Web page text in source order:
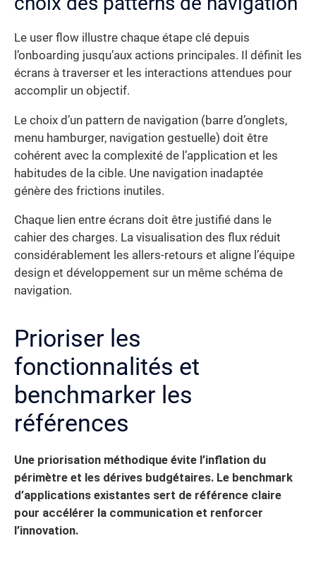
Le user flow illustre chaque étape clé depuis
l’onboarding jusqu’aux actions principales. Il définit les
écrans à traverser et les interactions attendues pour
accomplir un objectif.
Le choix d’un pattern de navigation (barre d’onglets,
menu hamburger, navigation gestuelle) doit être
cohérent avec la complexité de l’application et les
habitudes de la cible. Une navigation inadaptée
génère des frictions inutiles.
Chaque lien entre écrans doit être justifié dans le
cahier des charges. La visualisation des flux réduit
considérablement les allers-retours et aligne l’équipe
design et développement sur un même schéma de
navigation.
Prioriser les
fonctionnalités et
benchmarker les
références
Une priorisation méthodique évite l’inflation du
périmètre et les dérives budgétaires. Le benchmark
d’applications existantes sert de référence claire
pour accélérer la communication et renforcer
l’innovation.